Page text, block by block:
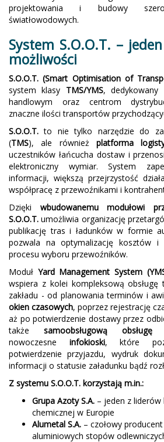
projektowania i budowy
światłowodowych.
System S.O.O.T. –
możliwości
S.O.O.T. (Smart Optimisation of
system klasy TMS/YMS, dedykowany
handlowym oraz centrom
znaczne ilości transportów
S.O.O.T.to nie tylko narzędzie do
(TMS), ale również platforma
uczestników łańcucha dostaw i
elektroniczny wymiar. System
informacji, większą przejrzystość
współpracę z przewoźnikami i
Dzięki wbudowanemu modułowi
S.O.O.T. umożliwia organizację
publikację tras i ładunków w formie
pozwala na optymalizację kosztów i
procesu wyboru przewoźników.
Moduł Yard Management System
wspiera z kolei kompleksową
zakładu - od planowania terminów i
okien czasowych, poprzez rejestrację
aż po potwierdzenie dostawy przez
także samoobsługową obsługę
nowoczesne infokioski, które
potwierdzenie przyjazdu, wydruk
informacji o statusie załadunku bądź
Z systemu S.O.O.T. korzystają m.in.:
Grupa Azoty S.A. – jeden z
chemicznej w Europie
Alumetal S.A. – czołowy
aluminiowych stopów